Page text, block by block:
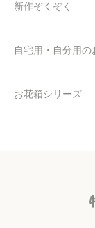
新作ぞくぞく
自宅用・自分用の
お花箱シリーズ